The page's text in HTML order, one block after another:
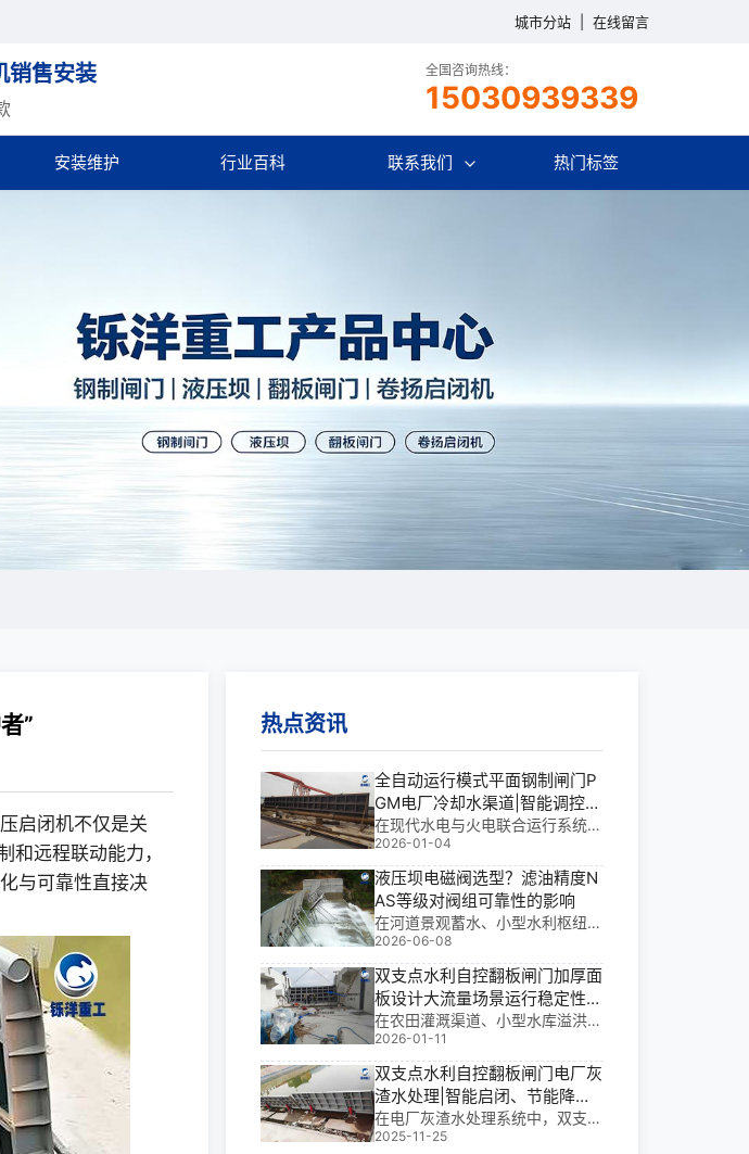
城市分站 在线留言
销售安装 全国咨询热线：
15030939339
安装维护 行业百科 联系我们 热门标签
”
启闭机不仅是关
远程联动能力，
与可靠性直接决
热点资讯
全自动运行模式平面钢制闸门P
GM电厂冷却水渠道|智能调控的
水利**
在现代水电与火电联合运行系统
中，全自动运行模式平面钢制闸门
PGM电厂冷却水渠道不仅是关键
的水流调控装置，更是保障电厂安
全、**运行的核心节点。这类闸门
集智能控制、耐久结构与**启闭于
一体，广泛应用于水
2026-01-04
液压坝电磁阀选型？滤油精度N
AS等级对阀组可靠性的影响
在河道景观蓄水、小型水利枢纽、
灌溉区挡水及城市河道治理中，液
压坝常因泥沙淤积与水质波动面临
控制失灵难题。合理匹配电磁阀通
径与响应特性，并严格把控滤油N
AS等级，是维持阀组长期稳定运
行的关键。
2026-06-08
双支点水利自控翻板闸门加厚面
板设计大流量场景运行稳定性|
稳如磐石的智能调控先锋
在农田灌溉渠道、小型水库溢洪
道、城市景观水系与山区河道治理
中，双支点水利自控翻板闸门正成
为**调流的核心装置。其核心价值
在于无需外力驱动，依靠水位差自
动启闭，实现“低水位挡水、高水
位泄洪”的智能调控。
2026-01-11
双支点水利自控翻板闸门电厂灰
渣水处理|智能启闭、节能降耗
的生态守护者
在电厂灰渣水处理系统中，双支点
水利自控翻板闸门扮演着“智能守
2025-11-25